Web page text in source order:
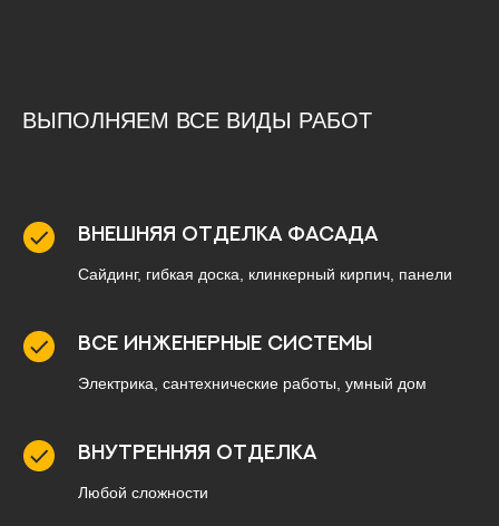
ВЫПОЛНЯЕМ ВСЕ ВИДЫ РАБОТ
Внешняя отделка фасада
Сайдинг, гибкая доска, клинкерный кирпич, панели
Все инженерные системы
Электрика, сантехнические работы, умный дом
Внутренняя отделка
Любой сложности